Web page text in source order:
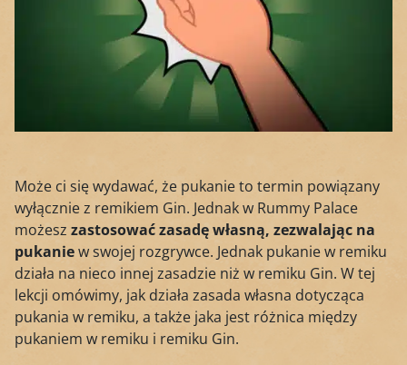
Może ci się wydawać, że pukanie to termin powiązany
wyłącznie z remikiem Gin. Jednak w Rummy Palace
możesz zastosować zasadę własną, zezwalając na
pukaniew swojej rozgrywce. Jednak pukanie w remiku
działa na nieco innej zasadzie niż w remiku Gin. W tej
lekcji omówimy, jak działa zasada własna dotycząca
pukania w remiku, a także jaka jest różnica między
pukaniem w remiku i remiku Gin.